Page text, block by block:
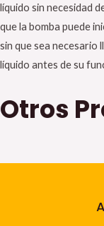
líquido sin necesidad
que la bomba puede
sin que sea necesario
líquido antes de su
Otros